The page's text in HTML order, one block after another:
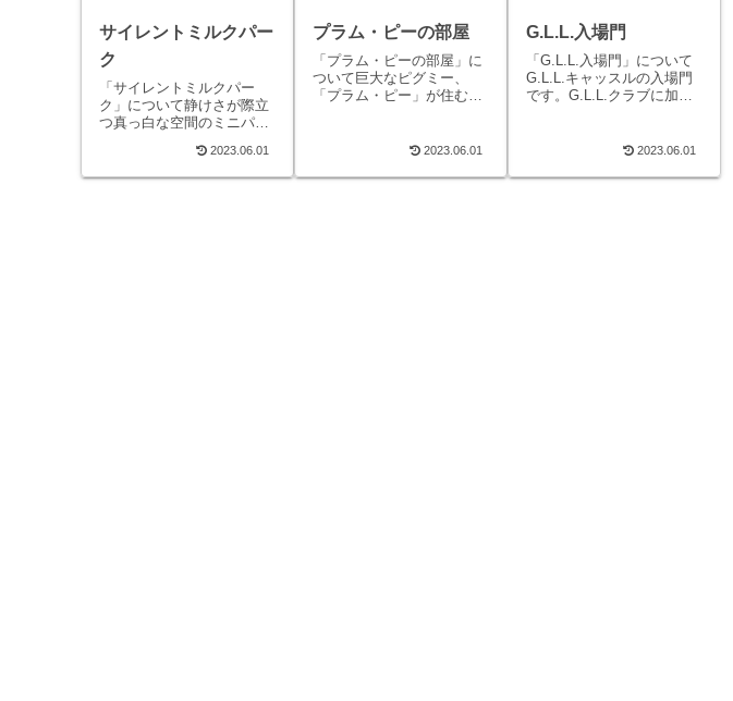
サイレントミルクパー
ク
「サイレントミルクパー
ク」について静けさが際立
つ真っ白な空間のミニパー
区、南区、北区の５つのミ
ニパークがあります。「サ
2023.06.01
プラム・ピーの部屋
「プラム・ピーの部屋」に
ついて巨大なピグミー、
「プラム・ピー」が住む秘
ニュー［/move］→［おさ
2023.06.01
G.L.L.入場門
「G.L.L.入場門」について
G.L.L.キャッスルの入場門
です。G.L.L.クラブに加入
2023.06.01